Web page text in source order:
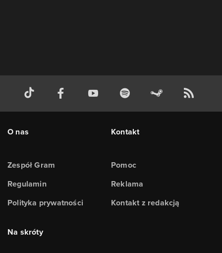
O nas
Zespół Gram
Regulamin
Polityka prywatności
Kontakt
Pomoc
Reklama
Kontakt z redakcją
Na skróty